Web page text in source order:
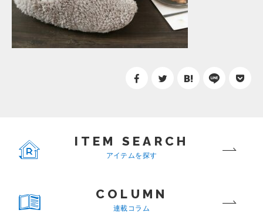
ITEM SEARCH
アイテムを探す
COLUMN
連載コラム